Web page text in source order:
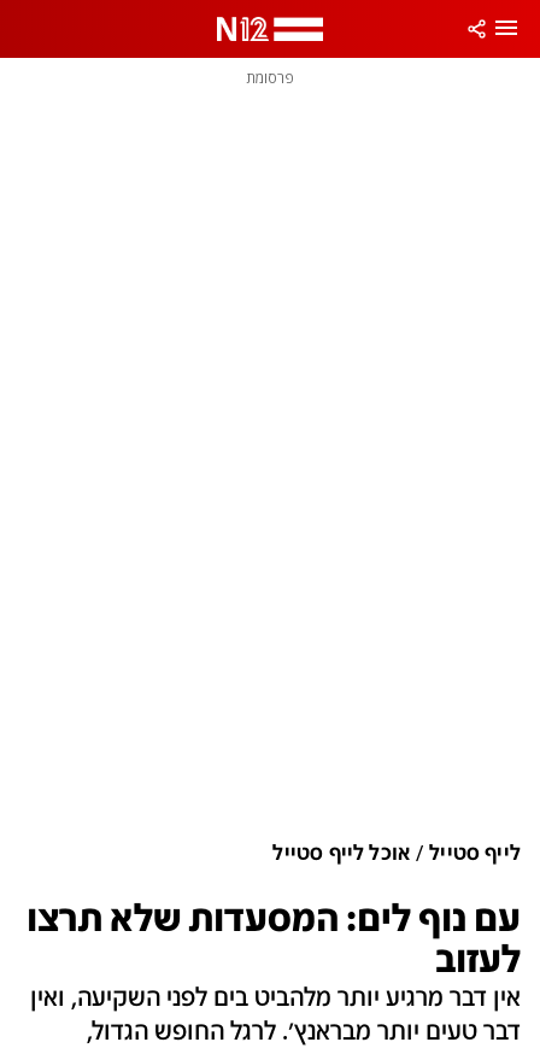
פרסומת
לייף סטייל אוכל לייף סטייל
עם נוף לים: המסעדות שלא תרצו
לעזוב
אין דבר מרגיע יותר מלהביט בים לפני השקיעה, ואין
דבר טעים יותר מבראנץ'. לרגל החופש הגדול,